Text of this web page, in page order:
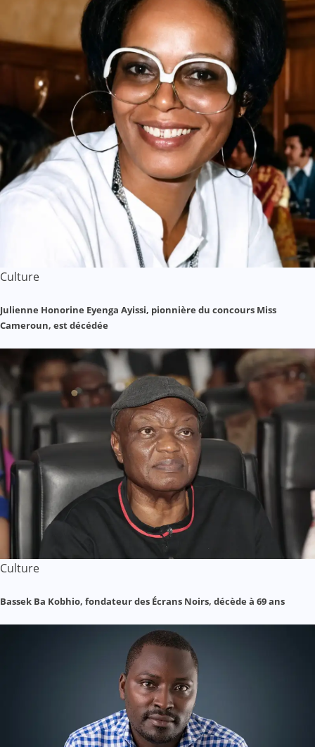
Culture
Julienne Honorine Eyenga Ayissi, pionnière du concours Miss
Cameroun, est décédée
Culture
Bassek Ba Kobhio, fondateur des Écrans Noirs, décède à 69 ans